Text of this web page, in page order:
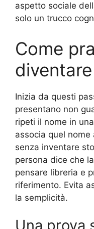
aspetto sociale
solo un trucco
Come
Inizia da questi
presentano non
ripeti il nome in
associa quel
senza inventare
persona dice che
pensare libreria e
riferimento. Evita
la semplicità.
Una prova